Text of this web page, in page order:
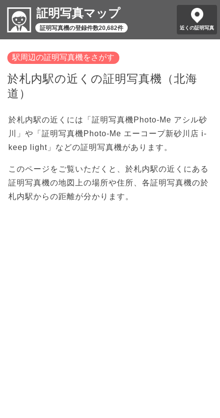
証明写真マップ
証明写真機の登録件数20,682件 近くの証明写真
駅周辺の証明写真機をさがす
於札内駅の近くの証明写真機（北海
道）
於札内駅の近くには「証明写真機Photo-Me アシル砂
川」や「証明写真機Photo-Me エーコープ新砂川店 i-
keep light」などの証明写真機があります。
このページをご覧いただくと、於札内駅の近くにある
証明写真機の地図上の場所や住所、各証明写真機の於
札内駅からの距離が分かります。